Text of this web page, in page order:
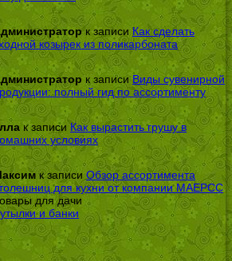
к записиКак сделать
козырек из поликарбоната
к записиВиды сувенирной
полный гид по ассортименту
к записиКак вырастить грушу в
условиях
к записи Обзор ассортимента
для кухни от компании МАЕРСС
для дачи
и банки